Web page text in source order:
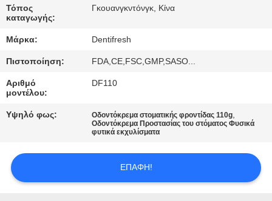
ΜΑΣ
ΕΛΆΤΕ
ΕΠΑΦΉ
ΜΕ
ΖΗΤΉΣΤΕ
ΈΝΑ
ΑΠΌΣΠΑΣΜΑ
Τόπος
καταγωγής:
Γκουανγκντόνγκ, Κίνα
Μάρκα: Dentifresh
Πιστοποίηση: FDA,CE,FSC,GMP,SASO...
Αριθμό
μοντέλου:
DF110
Υψηλό φως: Οδοντόκρεμα στοματικής φροντίδας 110g,
Οδοντόκρεμα Προστασίας του στόματος Φυσικά
φυτικά εκχυλίσματα
ΕΠΑΦΉ!